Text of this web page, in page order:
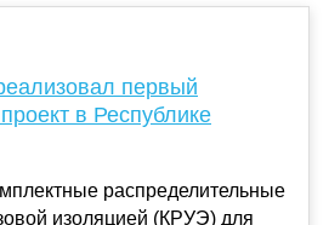
первый
в Республике
распределительные
изоляцией (КРУЭ) для